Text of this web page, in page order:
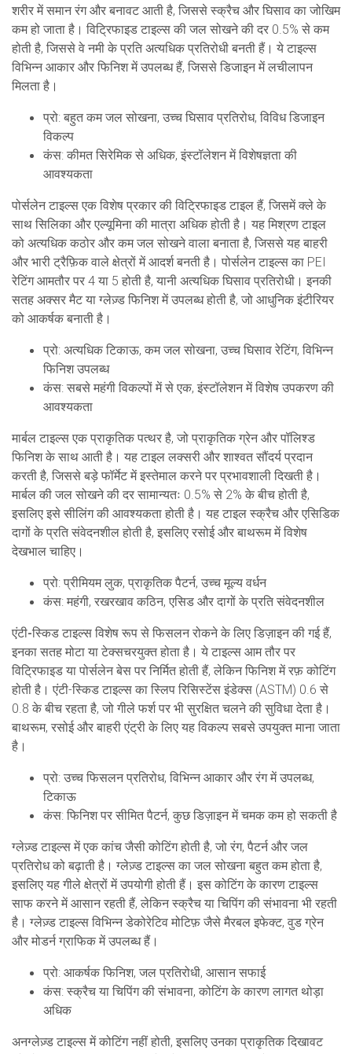
शरीर में समान रंग और बनावट आती है, जिससे स्क्रैच और घिसाव का जोखिम
कम हो जाता है। विट्रिफाइड टाइल्स की जल सोखने की दर 0.5% से कम
होती है, जिससे वे नमी के प्रति अत्यधिक प्रतिरोधी बनती हैं। ये टाइल्स
विभिन्न आकार और फिनिश में उपलब्ध हैं, जिससे डिजाइन में लचीलापन
मिलता है।
प्रो: बहुत कम जल सोखना, उच्च घिसाव प्रतिरोध, विविध डिजाइन
विकल्प
कंस: कीमत सिरेमिक से अधिक, इंस्टॉलेशन में विशेषज्ञता की
आवश्यकता
पोर्सलेन टाइल्स एक विशेष प्रकार की विट्रिफाइड टाइल हैं, जिसमें क्ले के
साथ सिलिका और एल्यूमिना की मात्रा अधिक होती है। यह मिश्रण टाइल
को अत्यधिक कठोर और कम जल सोखने वाला बनाता है, जिससे यह बाहरी
और भारी ट्रैफ़िक वाले क्षेत्रों में आदर्श बनती है। पोर्सलेन टाइल्स का PEI
रेटिंग आमतौर पर 4 या 5 होती है, यानी अत्यधिक घिसाव प्रतिरोधी। इनकी
सतह अक्सर मैट या ग्लेज़्ड फिनिश में उपलब्ध होती है, जो आधुनिक इंटीरियर
को आकर्षक बनाती है।
प्रो: अत्यधिक टिकाऊ, कम जल सोखना, उच्च घिसाव रेटिंग, विभिन्न
फिनिश उपलब्ध
कंस: सबसे महंगी विकल्पों में से एक, इंस्टॉलेशन में विशेष उपकरण की
आवश्यकता
मार्बल टाइल्स एक प्राकृतिक पत्थर है, जो प्राकृतिक ग्रेन और पॉलिश्ड
फिनिश के साथ आती है। यह टाइल लक्सरी और शाश्वत सौंदर्य प्रदान
करती है, जिससे बड़े फॉर्मेट में इस्तेमाल करने पर प्रभावशाली दिखती है।
मार्बल की जल सोखने की दर सामान्यतः 0.5% से 2% के बीच होती है,
इसलिए इसे सीलिंग की आवश्यकता होती है। यह टाइल स्क्रैच और एसिडिक
दागों के प्रति संवेदनशील होती है, इसलिए रसोई और बाथरूम में विशेष
देखभाल चाहिए।
प्रो: प्रीमियम लुक, प्राकृतिक पैटर्न, उच्च मूल्य वर्धन
कंस: महंगी, रखरखाव कठिन, एसिड और दागों के प्रति संवेदनशील
एंटी-स्किड टाइल्स विशेष रूप से फिसलन रोकने के लिए डिज़ाइन की गई हैं,
इनका सतह मोटा या टेक्सचरयुक्त होता है। ये टाइल्स आम तौर पर
विट्रिफाइड या पोर्सलेन बेस पर निर्मित होती हैं, लेकिन फिनिश में रफ़ कोटिंग
होती है। एंटी-स्किड टाइल्स का स्लिप रिसिस्टेंस इंडेक्स (ASTM) 0.6 से
0.8 के बीच रहता है, जो गीले फर्श पर भी सुरक्षित चलने की सुविधा देता है।
बाथरूम, रसोई और बाहरी एंट्री के लिए यह विकल्प सबसे उपयुक्त माना जाता
है।
प्रो: उच्च फिसलन प्रतिरोध, विभिन्न आकार और रंग में उपलब्ध,
टिकाऊ
कंस: फिनिश पर सीमित पैटर्न, कुछ डिज़ाइन में चमक कम हो सकती है
ग्लेज़्ड टाइल्स में एक कांच जैसी कोटिंग होती है, जो रंग, पैटर्न और जल
प्रतिरोध को बढ़ाती है। ग्लेज़्ड टाइल्स का जल सोखना बहुत कम होता है,
इसलिए यह गीले क्षेत्रों में उपयोगी होती हैं। इस कोटिंग के कारण टाइल्स
साफ करने में आसान रहती हैं, लेकिन स्क्रैच या चिपिंग की संभावना भी रहती
है। ग्लेज़्ड टाइल्स विभिन्न डेकोरेटिव मोटिफ़ जैसे मैरबल इफेक्ट, वुड ग्रेन
और मोडर्न ग्राफिक में उपलब्ध हैं।
प्रो: आकर्षक फिनिश, जल प्रतिरोधी, आसान सफाई
कंस: स्क्रैच या चिपिंग की संभावना, कोटिंग के कारण लागत थोड़ा
अधिक
अनग्लेज़्ड टाइल्स में कोटिंग नहीं होती, इसलिए उनका प्राकृतिक दिखावट